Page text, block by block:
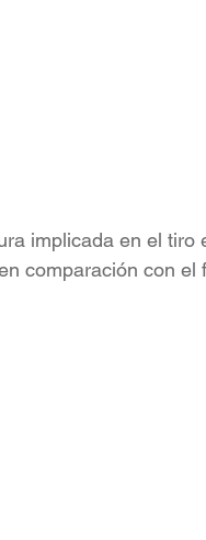
implicada en el tiro
comparación con el